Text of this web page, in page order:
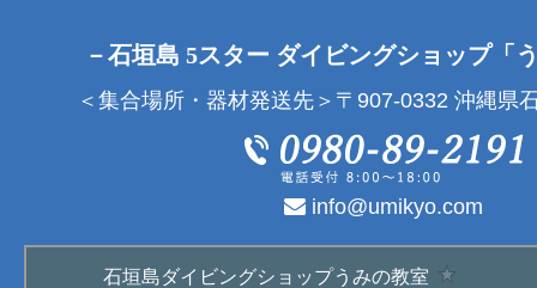
－石垣島 5スター ダイビングショップ「
＜集合場所・器材発送先＞〒907-0332 沖縄県
info@umikyo.com